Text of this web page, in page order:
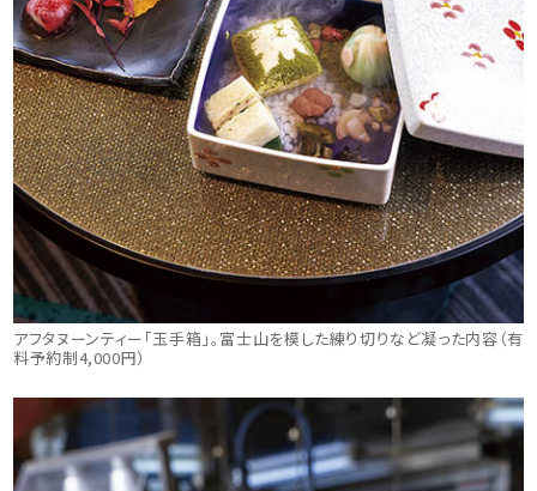
アフタヌーンティー「玉手箱」。富士山を模した練り切りなど凝った内容（有
料予約制4,000円）